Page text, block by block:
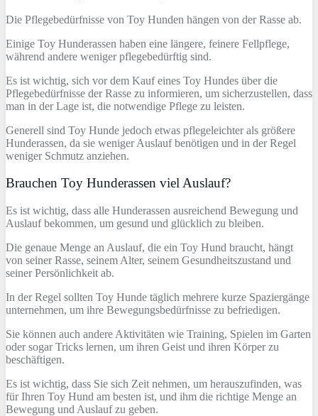
Die Pflegebedürfnisse von Toy Hunden hängen von der Rasse ab.
Einige Toy Hunderassen haben eine längere, feinere Fellpflege,
während andere weniger pflegebedürftig sind.
Es ist wichtig, sich vor dem Kauf eines Toy Hundes über die
Pflegebedürfnisse der Rasse zu informieren, um sicherzustellen, dass
man in der Lage ist, die notwendige Pflege zu leisten.
Generell sind Toy Hunde jedoch etwas pflegeleichter als größere
Hunderassen, da sie weniger Auslauf benötigen und in der Regel
weniger Schmutz anziehen.
Brauchen Toy Hunderassen viel Auslauf?
Es ist wichtig, dass alle Hunderassen ausreichend Bewegung und
Auslauf bekommen, um gesund und glücklich zu bleiben.
Die genaue Menge an Auslauf, die ein Toy Hund braucht, hängt
von seiner Rasse, seinem Alter, seinem Gesundheitszustand und
seiner Persönlichkeit ab.
In der Regel sollten Toy Hunde täglich mehrere kurze Spaziergänge
unternehmen, um ihre Bewegungsbedürfnisse zu befriedigen.
Sie können auch andere Aktivitäten wie Training, Spielen im Garten
oder sogar Tricks lernen, um ihren Geist und ihren Körper zu
beschäftigen.
Es ist wichtig, dass Sie sich Zeit nehmen, um herauszufinden, was
für Ihren Toy Hund am besten ist, und ihm die richtige Menge an
Bewegung und Auslauf zu geben.